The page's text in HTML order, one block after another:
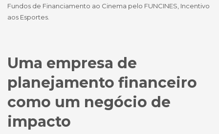
Fundos de Financiamento ao Cinema pelo FUNCINES, Incentivo
aos Esportes.
Uma empresa de
planejamento financeiro
como um negócio de
impacto